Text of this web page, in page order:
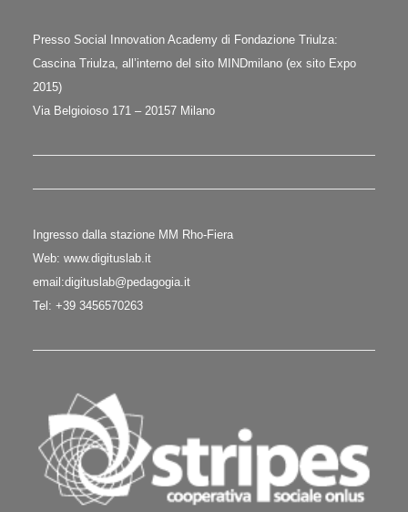
Presso Social Innovation Academy di Fondazione Triulza:
Cascina Triulza, all’interno del sito MINDmilano (ex sito Expo
2015)
Via Belgioioso 171 – 20157 Milano
Ingresso dalla stazione MM Rho-Fiera
Web: www.digituslab.it
email:digituslab@pedagogia.it
Tel: +39 3456570263